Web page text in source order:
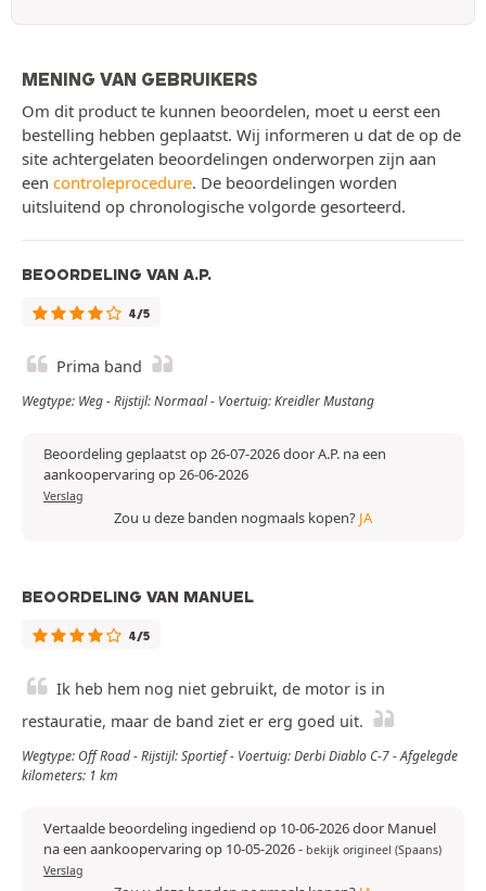
MENING VAN GEBRUIKERS
Om dit product te kunnen beoordelen, moet u eerst een
bestelling hebben geplaatst. Wij informeren u dat de op de
site achtergelaten beoordelingen onderworpen zijn aan
een controleprocedure. De beoordelingen worden
uitsluitend op chronologische volgorde gesorteerd.
BEOORDELING VAN A.P.
4/5
Prima band
Wegtype: Weg - Rijstijl: Normaal - Voertuig: Kreidler Mustang
Beoordeling geplaatst op 26-07-2026 door A.P. na een
aankoopervaring op 26-06-2026
Verslag
Zou u deze banden nogmaals kopen? JA
BEOORDELING VAN MANUEL
4/5
Ik heb hem nog niet gebruikt, de motor is in
restauratie, maar de band ziet er erg goed uit.
Wegtype: Off Road - Rijstijl: Sportief - Voertuig: Derbi Diablo C-7 - Afgelegde
kilometers: 1 km
Vertaalde beoordeling ingediend op 10-06-2026 door Manuel
na een aankoopervaring op 10-05-2026- bekijk origineel (Spaans)
Verslag